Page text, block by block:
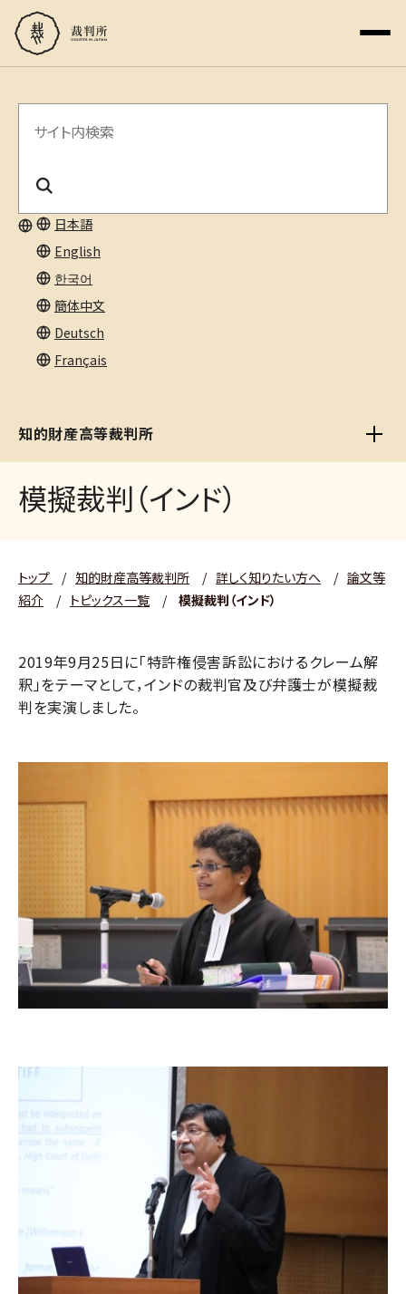
日本語
English
한국어
簡体中文
Deutsch
Français
サ
内
検
索
知的財産高等裁判所
模擬裁判（インド）
トップ / 知的財産高等裁判所 / 詳しく知りたい方へ / 論文等
紹介
/ トピックス一覧 / 模擬裁判（インド）
2019年9月25日に「特許権侵害訴訟におけるクレーム解
釈」をテーマとして，インドの裁判官及び弁護士が模擬裁
判を実演しました。